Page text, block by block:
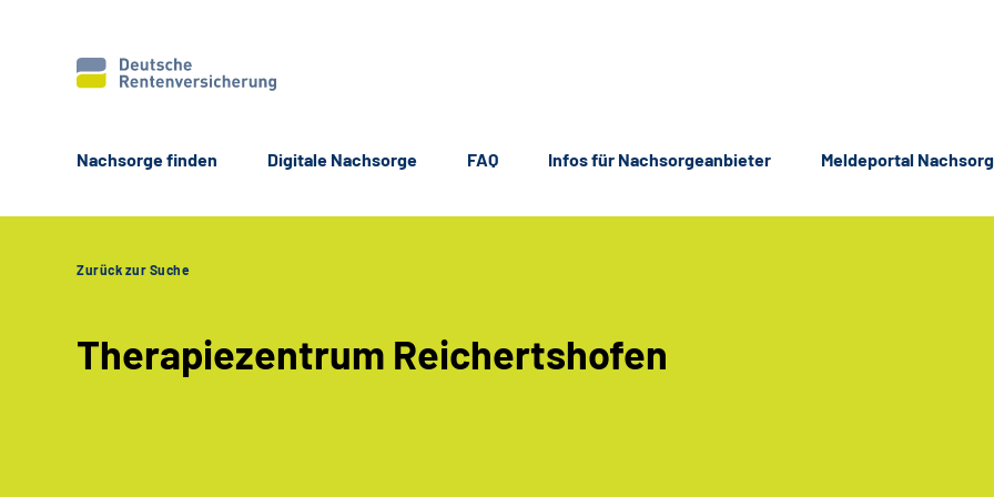
Nachsorge finden Digitale Nachsorge FAQ Infos für Nachsorgeanbieter Meldeportal
Zurück zur Suche
Therapiezentrum Reichertshofen